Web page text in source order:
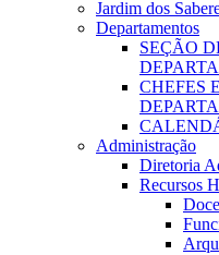
Jardim dos
Departamentos
SEÇÃO
CHEFES
Administração
Diretoria
Recursos